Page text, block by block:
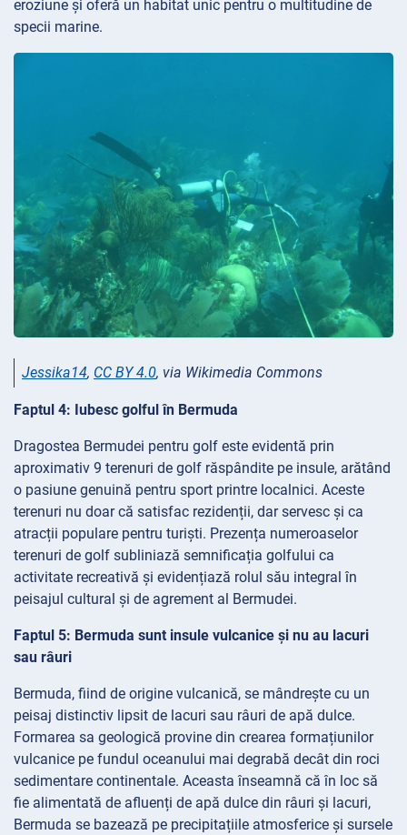
eroziune și oferă un habitat unic pentru o multitudine de
specii marine.
Jessika14, CC BY 4.0, via Wikimedia Commons
Faptul 4: Iubesc golful în Bermuda
Dragostea Bermudei pentru golf este evidentă prin
aproximativ 9 terenuri de golf răspândite pe insule, arătând
o pasiune genuină pentru sport printre localnici. Aceste
terenuri nu doar că satisfac rezidenții, dar servesc și ca
atracții populare pentru turiști. Prezența numeroaselor
terenuri de golf subliniază semnificația golfului ca
activitate recreativă și evidențiază rolul său integral în
peisajul cultural și de agrement al Bermudei.
Faptul 5: Bermuda sunt insule vulcanice și nu au lacuri
sau râuri
Bermuda, fiind de origine vulcanică, se mândrește cu un
peisaj distinctiv lipsit de lacuri sau râuri de apă dulce.
Formarea sa geologică provine din crearea formațiunilor
vulcanice pe fundul oceanului mai degrabă decât din roci
sedimentare continentale. Aceasta înseamnă că în loc să
fie alimentată de afluenți de apă dulce din râuri și lacuri,
Bermuda se bazează pe precipitațiile atmosferice și sursele